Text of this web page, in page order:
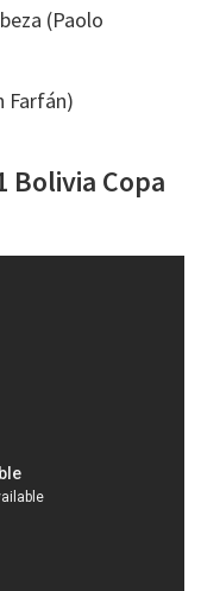
(Paolo
Farfán)
Bolivia Copa